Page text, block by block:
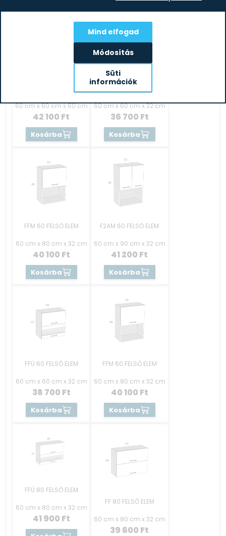
60 cm x 60 cm x 60 cm
42 100 Ft
Kosárba
60 cm x 60 cm x 32 cm
36 700 Ft
Kosárba
FFM 60 FELSŐ ELEM
60 cm x 80 cm x 32 cm
40 100 Ft
Kosárba
F2AM 60 FELSŐ ELEM
60 cm x 90 cm x 32 cm
41 200 Ft
Kosárba
FFÜ 60 FELSŐ ELEM
60 cm x 60 cm x 32 cm
38 700 Ft
Kosárba
FFM 60 FELSŐ ELEM
60 cm x 80 cm x 32 cm
40 100 Ft
Kosárba
FFÜ 80 FELSŐ ELEM
60 cm x 80 cm x 32 cm
41 900 Ft
FF 80 FELSŐ ELEM
60 cm x 80 cm x 32 cm
39 600 Ft
Mind elfogad
Módosítás
Süti
információk